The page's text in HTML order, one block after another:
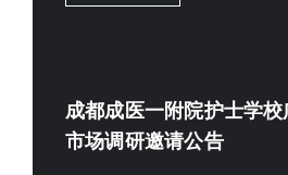
成都成医一附院护士学
市场调研邀请公告